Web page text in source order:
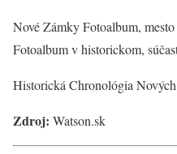
Nové Zámky Fotoalbum,
Fotoalbum v historickom,
Historická Chronológia
Zdroj: Watson.sk